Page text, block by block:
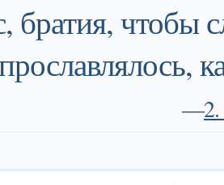
братия, чтобы
—